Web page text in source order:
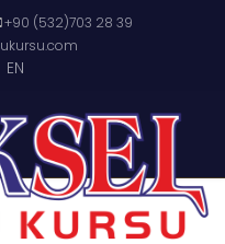
+90 (532)703 28 39
EN